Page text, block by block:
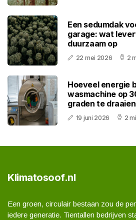
Een sedumdak
garage: wat
duurzaam op
22 mei 2026 2
Hoeveel energie
wasmachine op
graden te draaien
19 juni 2026 2
Klimatosoof.nl
Een groen, circulair bestaan zou de
iedere generatie. Tientallen bedrijven